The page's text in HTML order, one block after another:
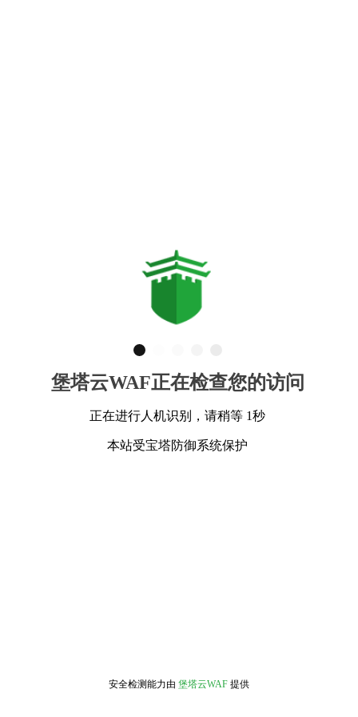
堡塔云WAF正在检查您的访问
正在进行人机识别，请稍等 1秒
本站受宝塔防御系统保护
安全检测能力由 堡塔云WAF 提供